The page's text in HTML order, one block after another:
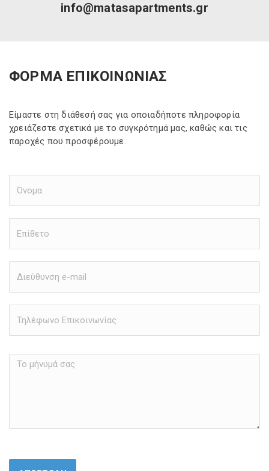
info@matasapartments.gr
ΦΟΡΜΑ ΕΠΙΚΟΙΝΩΝΙΑΣ
Είμαστε στη διάθεσή σας για οποιαδήποτε πληροφορία
χρειάζεστε σχετικά με το συγκρότημά μας, καθώς και τις
παροχές που προσφέρουμε.